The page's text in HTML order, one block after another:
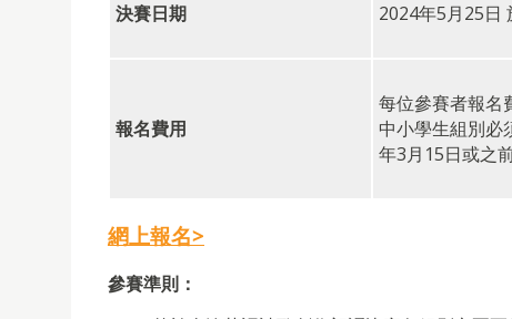
決賽日期 2024年5月25日
報名費用
每位參賽者報名
中小學生組別必
年3月15日或之
網上報名>
參賽準則：